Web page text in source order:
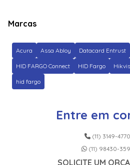
Marcas
Acura Assa Abloy Datacard Entrust
HID FARGO Connect HID Fargo
hid fargo
Entre em
(11) 3149-4770
(11) 98430-
SOLICITE UM